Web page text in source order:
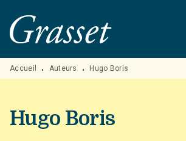
MENU RECHERCHE
PIED DE PAGE
Accueil • Auteurs • Hugo Boris
Hugo Boris